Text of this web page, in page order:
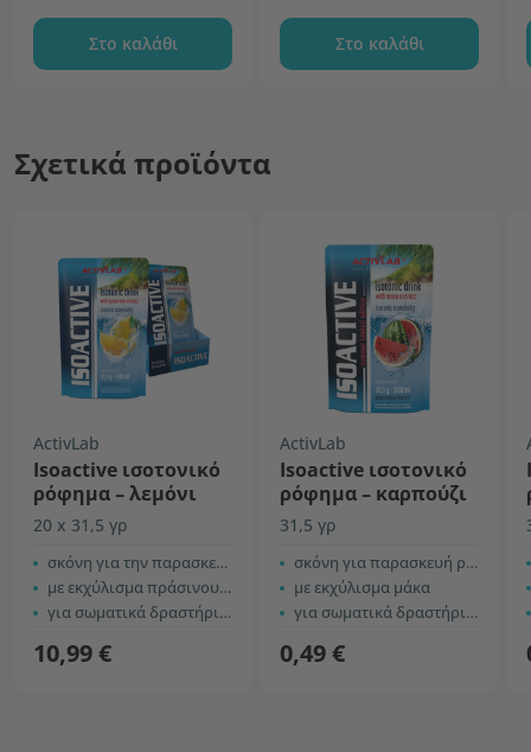
Στο καλάθι Στο καλάθι
Σχετικά προϊόντα
ActivLab
Isoactive ισοτονικό
ρόφημα – λεμόνι
20 x 31,5 γρ
σκόνη για την παρασκευή ροφήματος
με εκχύλισμα πράσινου τσαγιού
για σωματικά δραστήρια άτομα
10,99 €
ActivLab
Isoactive ισοτονικό
ρόφημα – καρπούζι
31,5 γρ
σκόνη για παρασκευή ροφήματος
με εκχύλισμα μάκα
για σωματικά δραστήρια άτομα
0,49 €